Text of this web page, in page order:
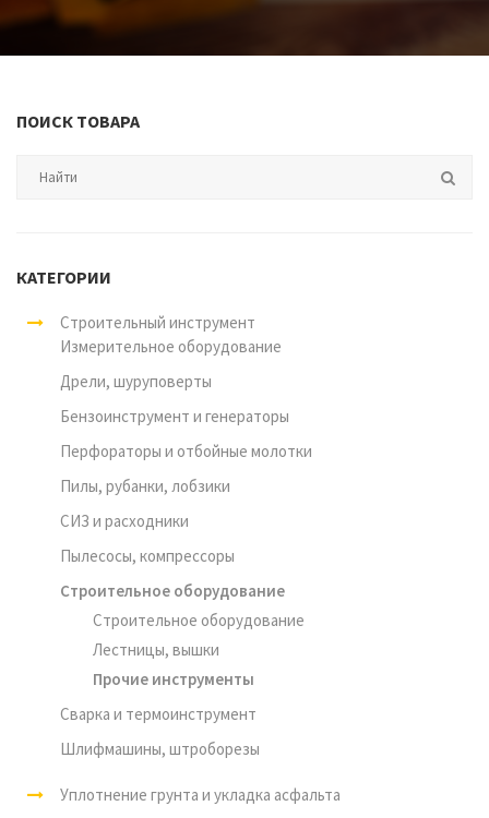
ПОИСК ТОВАРА
КАТЕГОРИИ
Строительный инструмент
Измерительное оборудование
Дрели, шуруповерты
Бензоинструмент и генераторы
Перфораторы и отбойные молотки
Пилы, рубанки, лобзики
СИЗ и расходники
Пылесосы, компрессоры
Строительное оборудование
Строительное оборудование
Лестницы, вышки
Прочие инструменты
Сварка и термоинструмент
Шлифмашины, штроборезы
Уплотнение грунта и укладка асфальта